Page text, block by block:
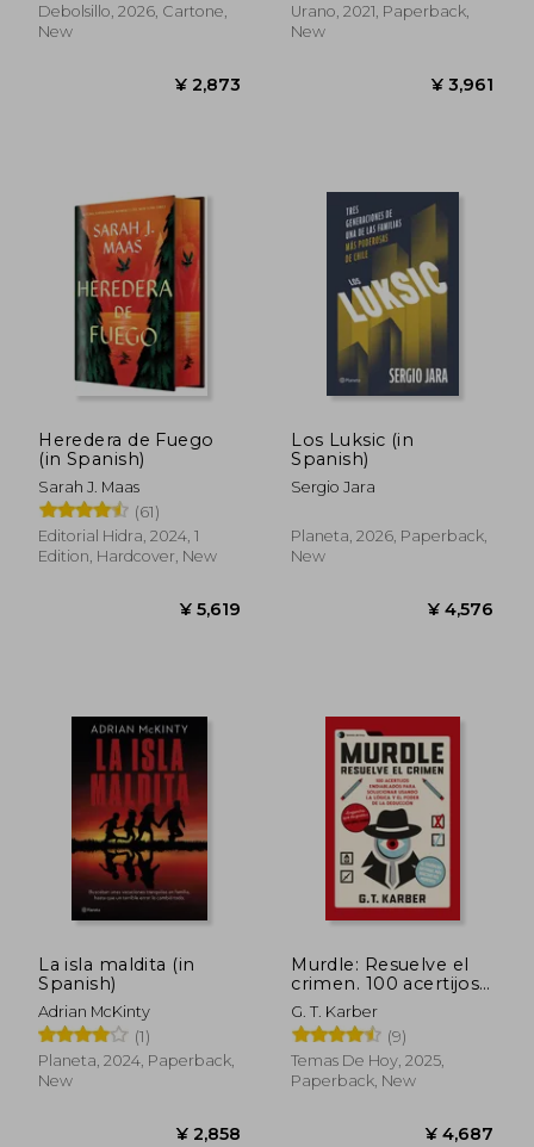
¥ 9,166
Debolsillo, 2026, Cartone,
New
Urano, 2021, Paperback,
New
Heredera de Fuego
(in Spanish)
Sarah J. Maas
(61)
Editorial Hidra, 2024, 1
Edition, Hardcover, New
Los Luksic (in
Spanish)
Sergio Jara
Planeta, 2026, Paperback,
New
La isla maldita (in
Spanish)
Adrian McKinty
(1)
Planeta, 2024, Paperback,
New
Murdle: Resuelve el
crimen. 100 acertijos
endiablados para
solucionar usando la
lógica y el poder de la
deducción (in
Spanish)
G. T. Karber
(9)
Temas De Hoy, 2025,
Paperback, New